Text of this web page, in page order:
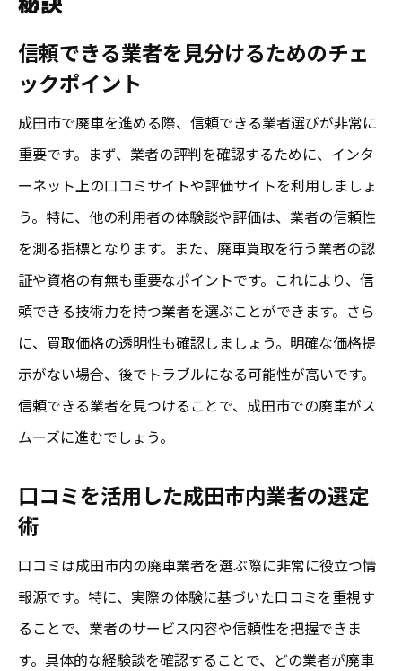
信頼できる業者を見分けるためのチェ
ックポイント
成田市で廃車を進める際、信頼できる業者選びが非常に
重要です。まず、業者の評判を確認するために、インタ
ーネット上の口コミサイトや評価サイトを利用しましょ
う。特に、他の利用者の体験談や評価は、業者の信頼性
を測る指標となります。また、廃車買取を行う業者の認
証や資格の有無も重要なポイントです。これにより、信
頼できる技術力を持つ業者を選ぶことができます。さら
に、買取価格の透明性も確認しましょう。明確な価格提
示がない場合、後でトラブルになる可能性が高いです。
信頼できる業者を見つけることで、成田市での廃車がス
ムーズに進むでしょう。
口コミを活用した成田市内業者の選定
術
口コミは成田市内の廃車業者を選ぶ際に非常に役立つ情
報源です。特に、実際の体験に基づいた口コミを重視す
ることで、業者のサービス内容や信頼性を把握できま
す。具体的な経験談を確認することで、どの業者が廃車